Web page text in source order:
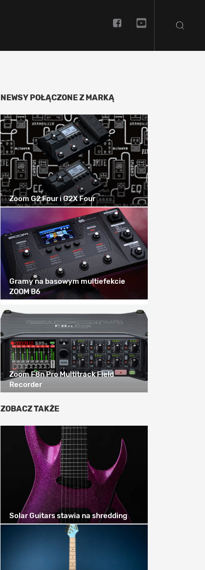
NEWSY POŁĄCZONE Z MARKĄ
Zoom G2 Four i G2X Four
Gramy na basowym multiefekcie
ZOOM B6
Zoom F8n Pro Multitrack Field
Recorder
ZOBACZ TAKŻE
Solar Guitars stawia na shredding